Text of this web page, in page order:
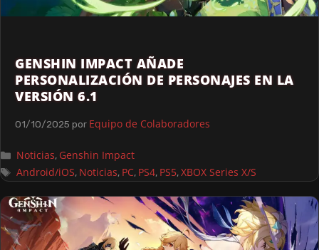
GENSHIN IMPACT AÑADE
PERSONALIZACIÓN DE PERSONAJES EN LA
VERSIÓN 6.1
01/10/2025 por Equipo de Colaboradores
Noticias, Genshin Impact
Android/iOS, Noticias, PC, PS4, PS5,XBOX Series X/S